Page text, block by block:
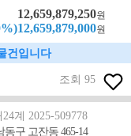
12,659,879,250원
원
건입니다
조회 95
계 2025-509778
구 고잔동 465-14